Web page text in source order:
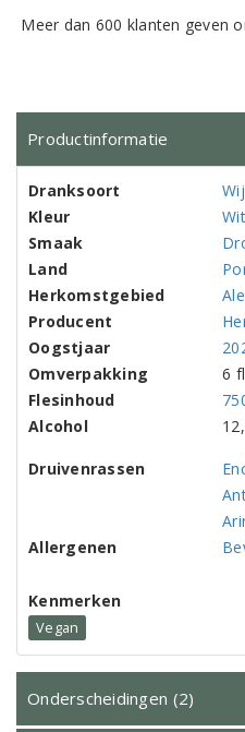
Meer dan 600 klanten geven
Productinformatie
Dranksoort
Kleur
Wit
Smaak
Land
Herkomstgebied
Producent
Oogstjaar
Omverpakking
6
Flesinhoud
Alcohol
Druivenrassen
Allergenen
Kenmerken
Vegan
Onderscheidingen (2)